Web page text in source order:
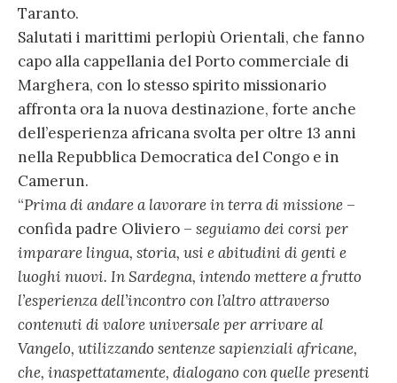
Taranto.
Salutati i marittimi perlopiù Orientali, che fanno
capo alla cappellania del Porto commerciale di
Marghera, con lo stesso spirito missionario
affronta ora la nuova destinazione, forte anche
dell’esperienza africana svolta per oltre 13 anni
nella Repubblica Democratica del Congo e in
Camerun.
“Prima di andare a lavorare in terra di missione –
confida padre Oliviero – seguiamo dei corsi per
imparare lingua, storia, usi e abitudini di genti e
luoghi nuovi. In Sardegna, intendo mettere a frutto
l’esperienza dell’incontro con l’altro attraverso
contenuti di valore universale per arrivare al
Vangelo, utilizzando sentenze sapienziali africane,
che, inaspettatamente, dialogano con quelle presenti